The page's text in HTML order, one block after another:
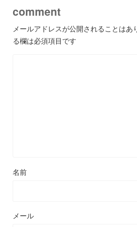
comment
メールアドレスが公開されることはあ
る欄は必須項目です
名前
メール